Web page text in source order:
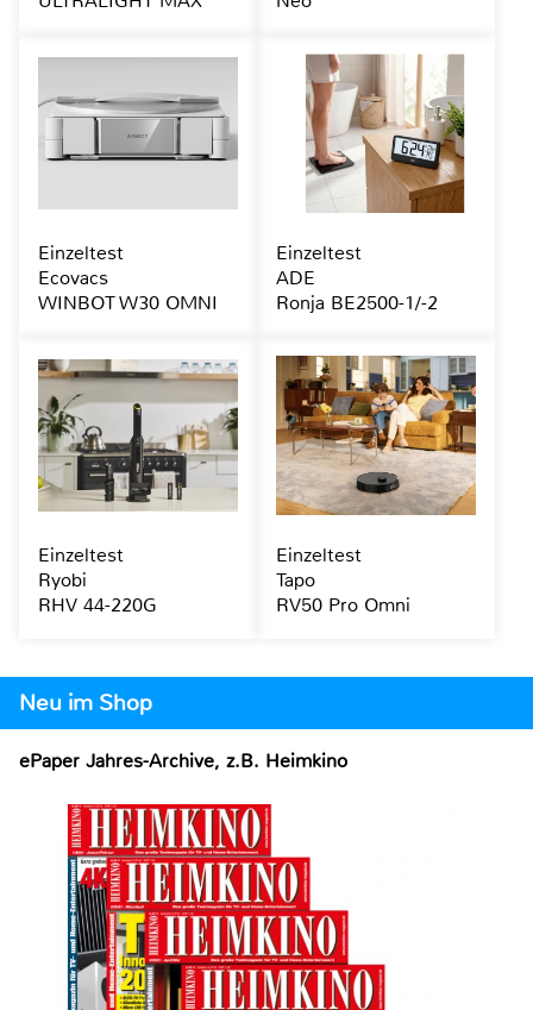
Neu im Shop
ePaper Jahres-Archive, z.B. Heimkino
Einzeltest
Ecovacs
WINBOT W30 OMNI
Einzeltest
ADE
Ronja BE2500-1/-2
Einzeltest
Ryobi
RHV 44-220G
Einzeltest
Tapo
RV50 Pro Omni